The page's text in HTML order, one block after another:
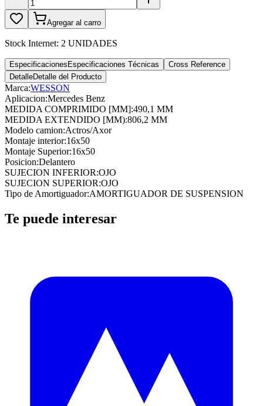
Agregar al carro
Stock Internet: 2 UNIDADES
Especificaciones Especificaciones Técnicas
Cross Reference
DetalleDetalle del Producto
Marca:WESSON
Aplicacion:Mercedes Benz
MEDIDA COMPRIMIDO [MM]:490,1 MM
MEDIDA EXTENDIDO [MM):806,2 MM
Modelo camion:Actros/Axor
Montaje interior:16x50
Montaje Superior:16x50
Posicion:Delantero
SUJECION INFERIOR:OJO
SUJECION SUPERIOR:OJO
Tipo de Amortiguador:AMORTIGUADOR DE SUSPENSION
Te puede interesar